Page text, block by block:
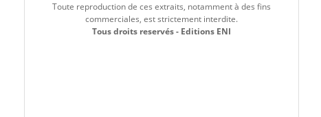
Toute reproduction de ces extraits, notamment à des fins
commerciales, est strictement interdite.
Tous droits reservés - Editions ENI